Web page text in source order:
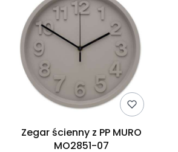
Zegar ścienny z PP MURO
MO2851-07